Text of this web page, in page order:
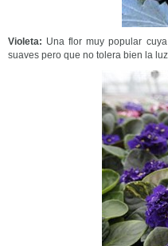
Violeta: Una flor muy popular
suaves pero que no tolera bien la